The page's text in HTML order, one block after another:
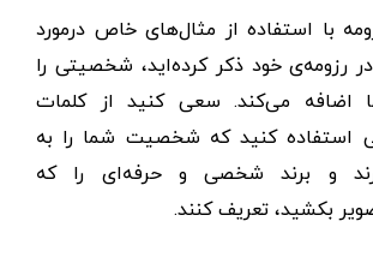
با استفاده از مثال‌های خاص درمورد
رزومه‌ی خود ذکر کرده‌اید، شخصیتی را
اضافه می‌کند. سعی کنید از کلمات
استفاده کنید که شخصیت شما را به
و برند شخصی و حرفه‌ای را که
بکشید، تعریف کنند.